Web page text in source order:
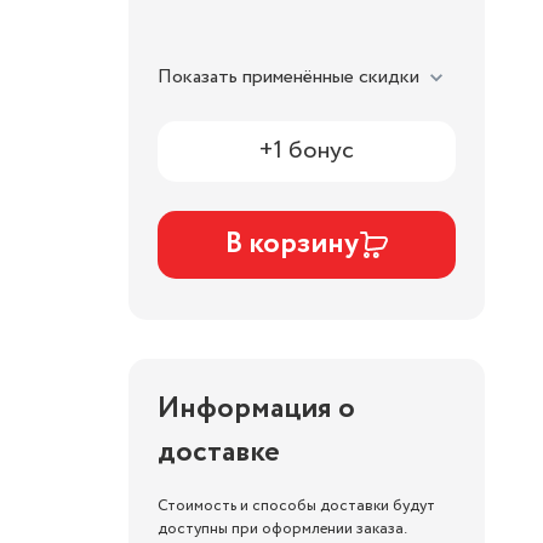
Показать применённые скидки
+1 бонус
В корзину
Информация о
доставке
Стоимость и способы доставки будут
доступны при оформлении заказа.